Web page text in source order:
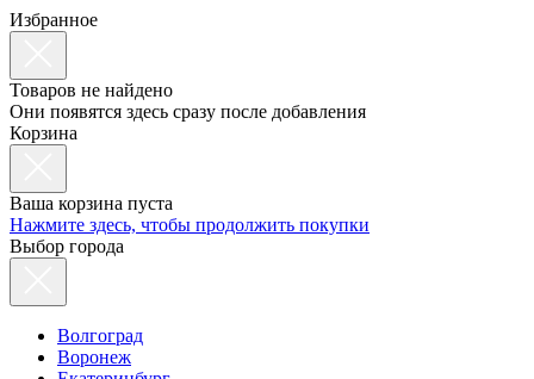
Избранное
Товаров не найдено
Они появятся здесь сразу после добавления
Корзина
Ваша корзина пуста
Нажмите здесь, чтобы продолжить покупки
Выбор города
Волгоград
Воронеж